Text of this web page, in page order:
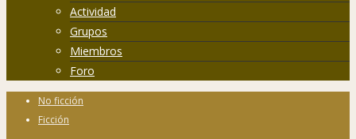
Actividad
Grupos
Miembros
Foro
No ficción
Ficción